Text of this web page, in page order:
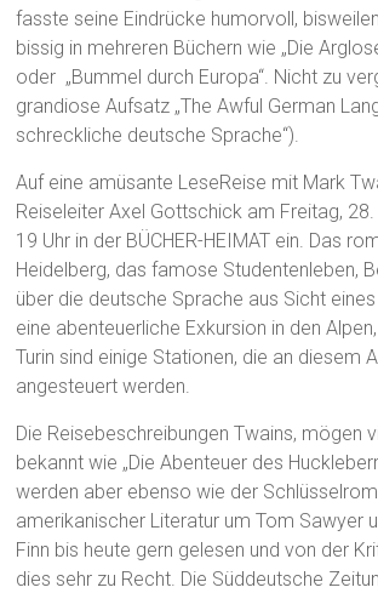
fasste seine Eindrücke humorvoll,
bissig in mehreren Büchern wie „Die
oder „Bummel durch Europa“. Nicht zu
grandiose Aufsatz „The Awful German
schreckliche deutsche Sprache“).
Auf eine amüsante LeseReise mit Mark
Reiseleiter Axel Gottschick am Freitag,
19 Uhr in der BÜCHER-HEIMAT ein. Das
Heidelberg, das famose Studentenleben,
über die deutsche Sprache aus Sicht
eine abenteuerliche Exkursion in den
Turin sind einige Stationen, die an diesem
angesteuert werden.
Die Reisebeschreibungen Twains, mögen
bekannt wie „Die Abenteuer des
werden aber ebenso wie der
amerikanischer Literatur um Tom Sawyer
Finn bis heute gern gelesen und von der
dies sehr zu Recht. Die Süddeutsche